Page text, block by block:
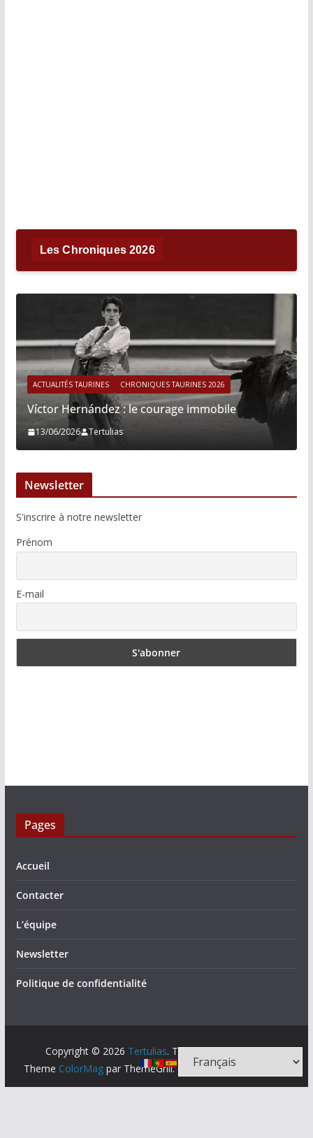
Les Chroniques 2026
ACTUALITÉS TAURINES CHRONIQUES TAURINES 2026
Víctor Hernández : le courage immobile
13/06/2026 Tertulias
Newsletter
S'inscrire à notre newsletter
Prénom
E-mail
Pages
Accueil
Contacter
L’équipe
Newsletter
Politique de confidentialité
Copyright © 2026 Tertulias. Tous droits réservés.
Theme ColorMagpar ThemeGrill. Propulsé par